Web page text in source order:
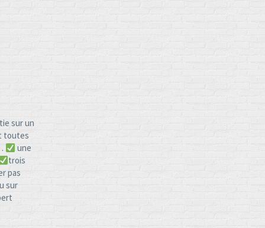
sur un
toutes
une
trois
pas
sur